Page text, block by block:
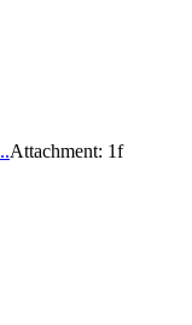
Attachment: 1f